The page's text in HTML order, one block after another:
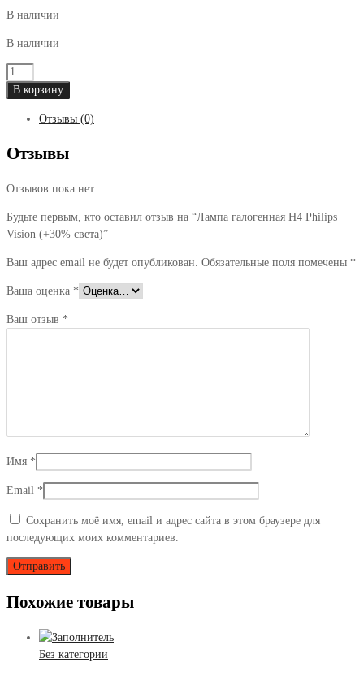
В наличии
В наличии
Количество
товара
галогенная
Philips
(+30%
В корзину
Отзывы (0)
Отзывы
Отзывов пока нет.
Будьте первым, кто оставил отзыв на “Лампа галогенная H4 Philips
Vision (+30% света)”
Ваш адрес email не будет опубликован. Обязательные поля помечены *
Ваша оценка *
Ваш отзыв *
Имя *
Email *
Сохранить моё имя, email и адрес сайта в этом браузере для
последующих моих комментариев.
Похожие товары
Без категории